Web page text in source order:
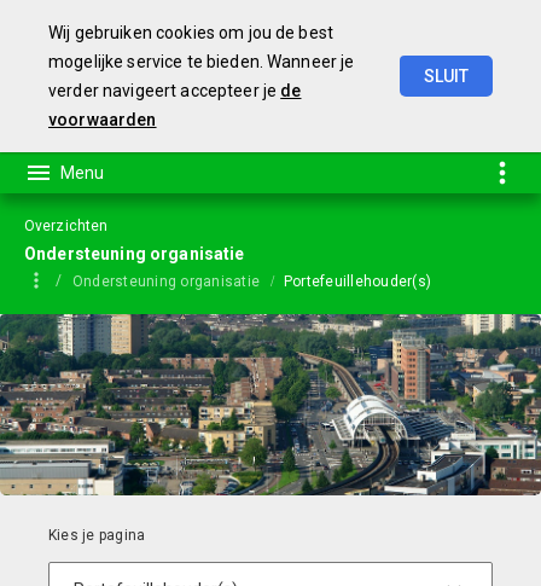
Wij gebruiken cookies om jou de best
mogelijke service te bieden. Wanneer je
verder navigeert accepteer je de
voorwaarden
SLUIT
Overzichten
Ondersteuning organisatie
Ondersteuning organisatie Portefeuillehouder(s)